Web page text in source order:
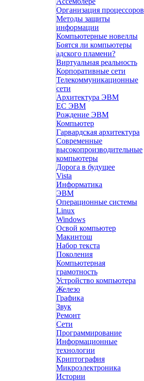
Организация процессоров
Методы защиты
информации
Компьютерные новеллы
Боятся ли компьютеры
адского пламени?
Виртуальная реальность
Корпоративные сети
Телекоммуникационные
сети
Архитектура ЭВМ
ЕС ЭВМ
Рождение ЭВМ
Компьютер
Гарвардская архитектура
Современные
высокопроизводительные
компьютеры
Дорога в будущее
Vista
Инфоpматика
ЭВМ
Операционные системы
Linux
Windows
Освой компьютер
Макинтош
Набор текста
Поколения
Компьютерная
грамотность
Устройство компьютера
Железо
Графика
Звук
Ремонт
Сети
Программирование
Информационные
технологии
Криптография
Микроэлектроника
Истории